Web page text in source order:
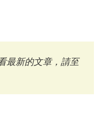
最新的文章，請至